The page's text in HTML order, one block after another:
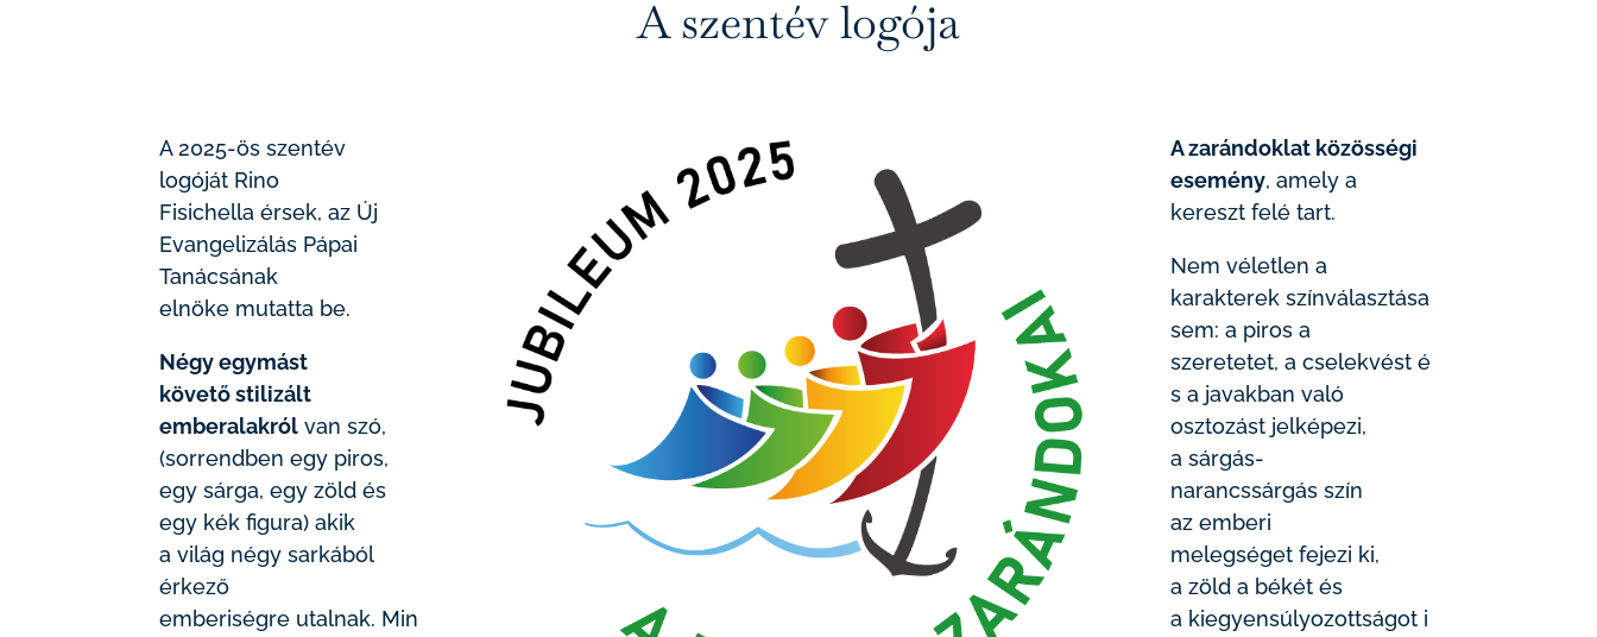
A szentév logója
A 2025-ös szentév
logóját Rino
Fisichella érsek, az Új
Evangelizálás Pápai
Tanácsának
elnöke mutatta be.
Négy egymást
követő stilizált
emberalakról van szó,
(sorrendben egy piros,
egy sárga, egy zöld és
egy kék figura) akik
a világ négy sarkából
érkező
emberiségre utalnak. Min
A zarándoklat közösségi
esemény, amely a
kereszt felé tart.
Nem véletlen a
karakterek színválasztása
sem: a piros a
szeretetet, a cselekvést é
s a javakban való
osztozást jelképezi,
a sárgás-
narancssárgás szín
az emberi
melegséget fejezi ki,
a zöld a békét és
a kiegyensúlyozottságot i